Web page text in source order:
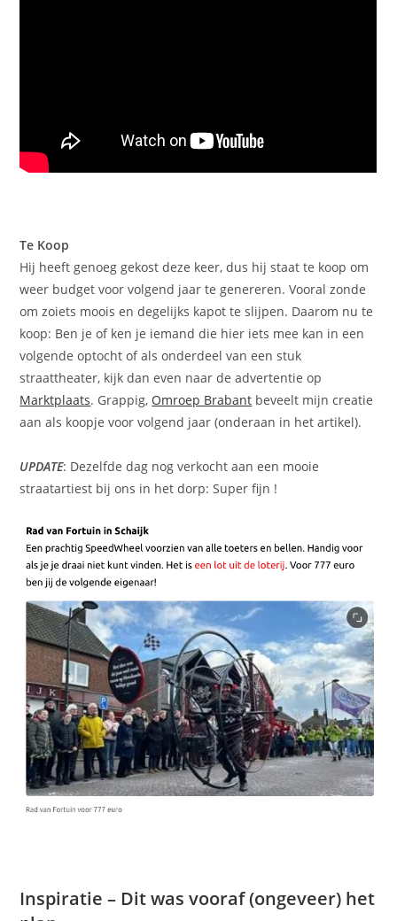
Te Koop
Hij heeft genoeg gekost deze keer, dus hij staat te koop om
weer budget voor volgend jaar te genereren. Vooral zonde
om zoiets moois en degelijks kapot te slijpen. Daarom nu te
koop: Ben je of ken je iemand die hier iets mee kan in een
volgende optocht of als onderdeel van een stuk
straattheater, kijk dan even naar de advertentie op
Marktplaats. Grappig, Omroep Brabant beveelt mijn creatie
aan als koopje voor volgend jaar (onderaan in het artikel).
UPDATE: Dezelfde dag nog verkocht aan een mooie
straatartiest bij ons in het dorp: Super fijn !
Inspiratie – Dit was vooraf (ongeveer) het